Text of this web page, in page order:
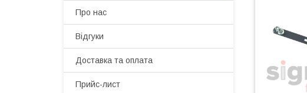
Про нас
Відгуки
Доставка та оплата
Прийс-лист